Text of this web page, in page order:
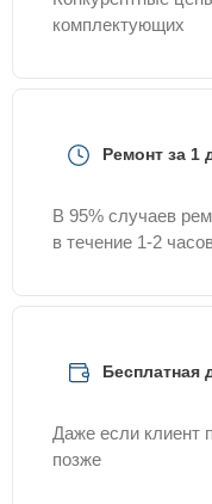
комплектующих
Ремонт за 1
В 95% случаев
в течение 1-2
Бесплатная
Даже если клиент
позже